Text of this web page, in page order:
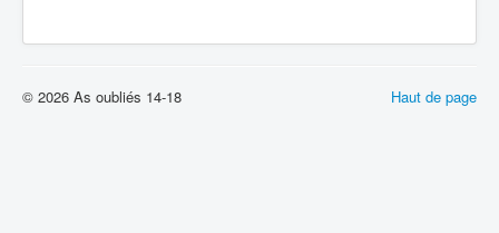
Haut de page
© 2026 As oubliés 14-18